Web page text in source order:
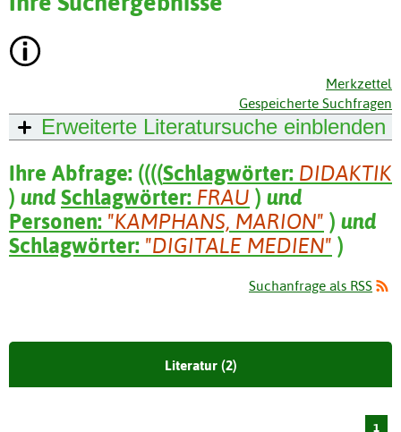
Merkzettel
Gespeicherte Suchfragen
Erweiterte Literatursuche einblenden
Ihre Abfrage: ((((Schlagwörter: DIDAKTIK
) und Schlagwörter: FRAU ) und
Personen: "KAMPHANS, MARION" ) und
Schlagwörter: "DIGITALE MEDIEN" )
Suchanfrage als RSS
Literatur (2)
1